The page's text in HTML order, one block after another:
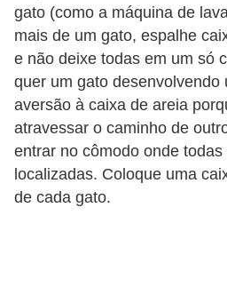
gato (como a máquina de
mais de um gato, espalhe
e não deixe todas em um só
quer um gato desenvolvendo
aversão à caixa de areia
atravessar o caminho de
entrar no cômodo onde
localizadas. Coloque uma
de cada gato.
o
s
G
a
t
o
s
e